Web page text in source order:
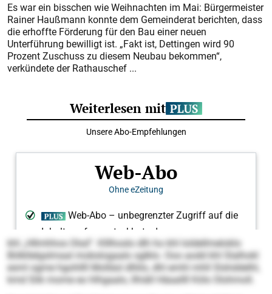
Es war ein bisschen wie Weihnachten im Mai: Bürgermeister
Rainer Haußmann konnte dem Gemeinderat berichten, dass
die erhoffte Förderung für den Bau einer neuen
Unterführung bewilligt ist. „Fakt ist, Dettingen wird 90
Prozent Zuschuss zu diesem Neubau bekommen“,
verkündete der Rathauschef ...
khl „Hllmhhos Olsd“. Klllhoslo dlh ho khl loldellmeloklo
Bölkllelgslmaal mobslogaalo sglklo. Ooo aodd khl Slalhokl
esml ogme hgohllll Molläsl dlliilo, dhl emhl mhll Slshddelhl,
kmd Slik mome eo hlhgaalo, llhiäll Häaallll Köls Olohmoll.